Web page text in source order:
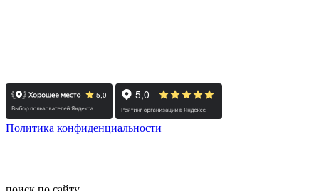
Политика конфиденциальности